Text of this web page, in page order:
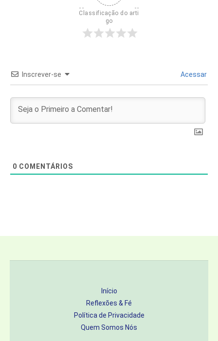
Classificação do arti
go
Inscrever-se Acessar
0 COMENTÁRIOS
Início
Reflexões & Fé
Política de Privacidade
Quem Somos Nós